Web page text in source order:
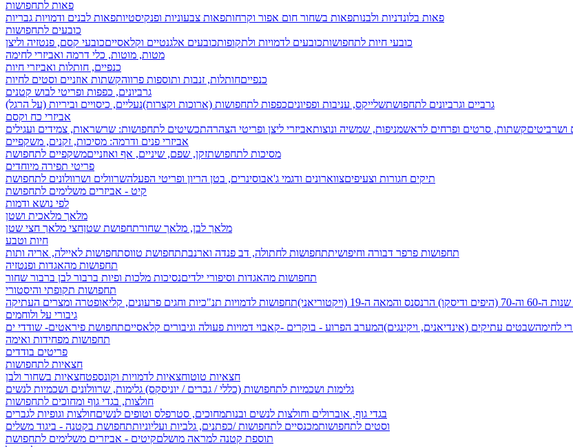
פאות לתחפושות
פאות בלונדניות ולבנותפאות בשחור חום אפור וקרחותפאות צבעוניות ופנקיסטיותפאות לבנים ודמויות גבריות
כובעים לתחפושות
כובעי חיות לתחפושותכובעים לדמויות ולתקופותכובעים אלגנטיים וקלאסייםכובעי קסם, פנטזיה וליצן
מטות, מוטות, כלי דרמה ואביזרי לחימה
כנפיים, חותלות ואביזרי חיות
כנפייםחותלות, זנבות ותוספות פרווהקשתות אוזניים וסטים לחיות
גרביונים, כפפות ופריטי לבוש קטנים
גרביים וגרביונים לתחפושתשלייקס, עניבות ופפיוניםכפפות לתחפושות (ארוכות וקצרות)נעליים, כיסויים וביריות (על הרגל)
אביזרי כח וקסם
ושרביטיםקשתות, סרטים ופרחים לראשמניפות, שמשיה ונוצותאביזרי ליצן ופריטי הצהרהתכשיטים לתחפושות: שרשראות, צמידים ועגילים
אביזרי פנים ודרמה: מסיכות, זקנים, משקפיים
מסיכות לתחפושתזקן, שפם, שיניים, אף ואוזנייםמשקפיים לתחפושת
פריטי תפירה מיוחדים
תיקים חגורות וצעיפיםצווארונים ודגמי ג'אבוסינרים, בטן הריון ופריטי הפעלהשרוולים ושרוולונים לתחפושת
קיט - אביזרים משלימים לתחפושת
לפי נושא ודמות
מלאך מלאכית ושטן
מלאך לבן, מלאך שחורתחפושת שטןחצי מלאך חצי שטן
חיות וטבע
תחפושות פרפר דבורה וחיפושיתתחפושות לחתולה, דב פנדה וארנבתתחפושת טווסתחפושות לאיילה, אריה ותות
תחפושות מהאגדות ופנטזיה
תחפושות מהאגדות וסיפורי ילדיםנסיכות מלכות ופיות ברבור לבן ברבור שחור
תחפושות תקופתי והיסטורי
שנות ה-60 וה-70 (היפים ודיסקו) הרנסנס והמאה ה-19 (ויקטוריאני) תחפושות לדמויות תנ"כיות וחגים פרעונים, קליאופטרה ומצרים העתיקה
גיבורי על ולוחמים
לחימהשבטים עתיקים (אינדיאנים, ויקינגים)המערב הפרוע - בוקרים -קאבוי דמויות פעולה וגיבורים קלאסייםתחפושת פיראטים- שודדי ים
תחפושות מפחידות ואימה
פריטים בודדים
חצאיות לתחפושות
חצאיות טוטוחצאיות לדמויות וקונספטחצאיות בשחור ולבן
גלימות ושכמיות לתחפושות (כללי / גברים / יוניסקס) גלימות, שרוולונים ושכמיות לנשים
חולצות, בגדי גוף ומחוכים לתחפושות
בגדי גוף, אוברולים וחולצות לנשים ובנותמחוכים, סטרפלס וטופים לנשיםחולצות וגופיות לגברים
וסטים לתחפושותמכנסיים לתחפושות /כפתנים, גלביות ועליוניותתחפושת בקטנה - ביגוד משלים
תוספת קטנה למראה מושלםקיטים - אביזרים משלימים לתחפושת